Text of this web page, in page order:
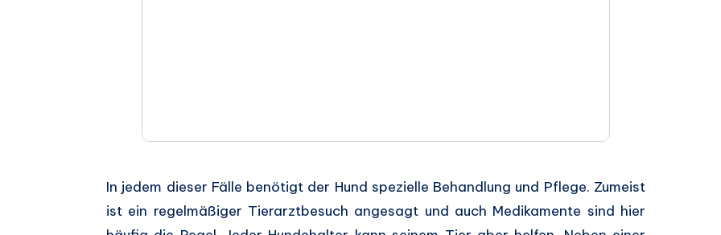
In jedem dieser Fälle benötigt der Hund spezielle Behandlung und Pflege. Zumeist
ist ein regelmäßiger Tierarztbesuch angesagt und auch Medikamente sind hier